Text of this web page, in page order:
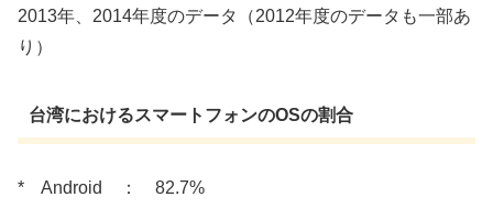
2013年、2014年度のデータ（2012年度のデータも一部あ
り）
台湾におけるスマートフォンのOSの割合
* Android ： 82.7%